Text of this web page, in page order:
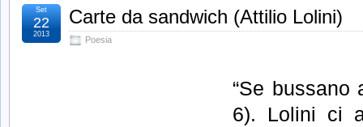
Carte da sandwich (Attilio Lolini)
Poesia
Set
22
2013
“Se bussano
6). Lolini ci